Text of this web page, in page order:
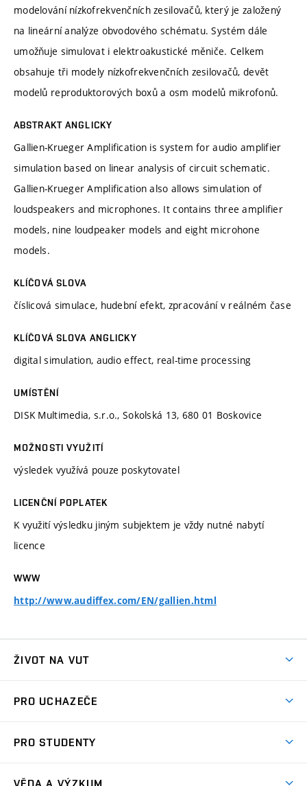
modelování nízkofrekvenčních zesilovačů, který je založený
na lineární analýze obvodového schématu. Systém dále
umožňuje simulovat i elektroakustické měniče. Celkem
obsahuje tři modely nízkofrekvenčních zesilovačů, devět
modelů reproduktorových boxů a osm modelů mikrofonů.
ABSTRAKT ANGLICKY
Gallien-Krueger Amplification is system for audio amplifier
simulation based on linear analysis of circuit schematic.
Gallien-Krueger Amplification also allows simulation of
loudspeakers and microphones. It contains three amplifier
models, nine loudpeaker models and eight microhone
models.
KLÍČOVÁ SLOVA
číslicová simulace, hudební efekt, zpracování v reálném čase
KLÍČOVÁ SLOVA ANGLICKY
digital simulation, audio effect, real-time processing
UMÍSTĚNÍ
DISK Multimedia, s.r.o., Sokolská 13, 680 01 Boskovice
MOŽNOSTI VYUŽITÍ
výsledek využívá pouze poskytovatel
LICENČNÍ POPLATEK
K využití výsledku jiným subjektem je vždy nutné nabytí
licence
WWW
http://www.audiffex.com/EN/gallien.html
ŽIVOT NA VUT
Koleje
PRO UCHAZEČE
Dny otevřených dveří
PRO STUDENTY
VĚDA A VÝZKUM